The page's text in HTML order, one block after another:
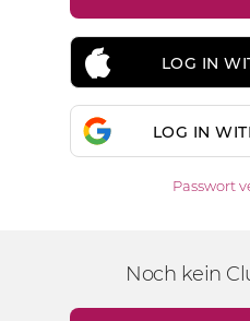
LOG IN
LOG IN
Passwort
Noch kein